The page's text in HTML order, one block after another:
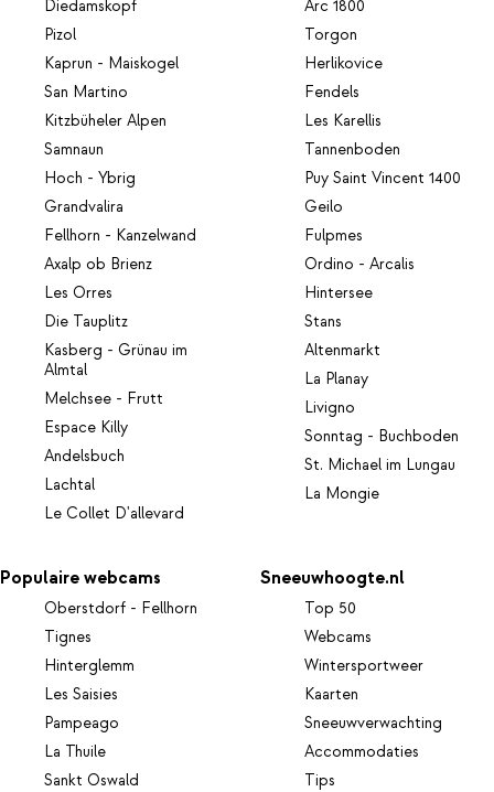
Diedamskopf
Pizol
Kaprun - Maiskogel
San Martino
Kitzbüheler Alpen
Samnaun
Hoch - Ybrig
Grandvalira
Fellhorn - Kanzelwand
Axalp ob Brienz
Les Orres
Die Tauplitz
Kasberg - Grünau im
Almtal
Melchsee - Frutt
Espace Killy
Andelsbuch
Lachtal
Le Collet D'allevard
Arc 1800
Torgon
Herlikovice
Fendels
Les Karellis
Tannenboden
Puy Saint Vincent 1400
Geilo
Fulpmes
Ordino - Arcalis
Hintersee
Stans
Altenmarkt
La Planay
Livigno
Sonntag - Buchboden
St. Michael im Lungau
La Mongie
Populaire webcams
Oberstdorf - Fellhorn
Tignes
Hinterglemm
Les Saisies
Pampeago
La Thuile
Sankt Oswald
Sneeuwhoogte.nl
Top 50
Webcams
Wintersportweer
Kaarten
Sneeuwverwachting
Accommodaties
Tips